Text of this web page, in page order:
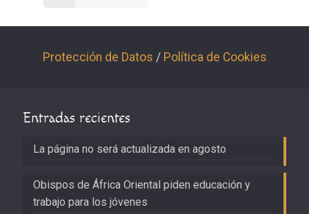
Protección de Datos / Política de Cookies
Entradas recientes
La página no será actualizada en agosto
Obispos de África Oriental piden educación y
trabajo para los jóvenes